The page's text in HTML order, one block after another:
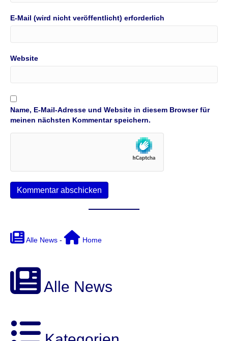
E-Mail (wird nicht veröffentlicht) erforderlich
Website
Name, E-Mail-Adresse und Website in diesem Browser für
meinen nächsten Kommentar speichern.
Alle News - Home
Alle News